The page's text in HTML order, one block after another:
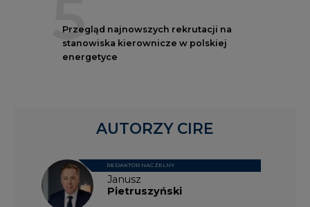
Janusz
Pietruszyński
Adrian
Kędzierski